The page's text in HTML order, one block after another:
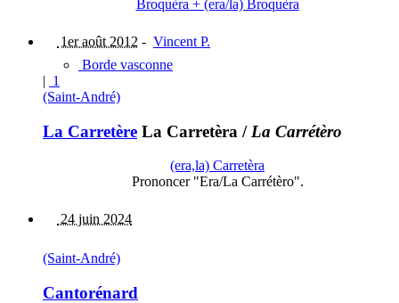
Broquèra + (era/la) Broquèra
1er août 2012 - Vincent P.
Borde vasconne
| 1
(Saint-André)
La Carretère La Carretèra / La Carrétèro
(era,la) Carretèra
Prononcer "Era/La Carrétèro".
24 juin 2024
(Saint-André)
Cantorénard